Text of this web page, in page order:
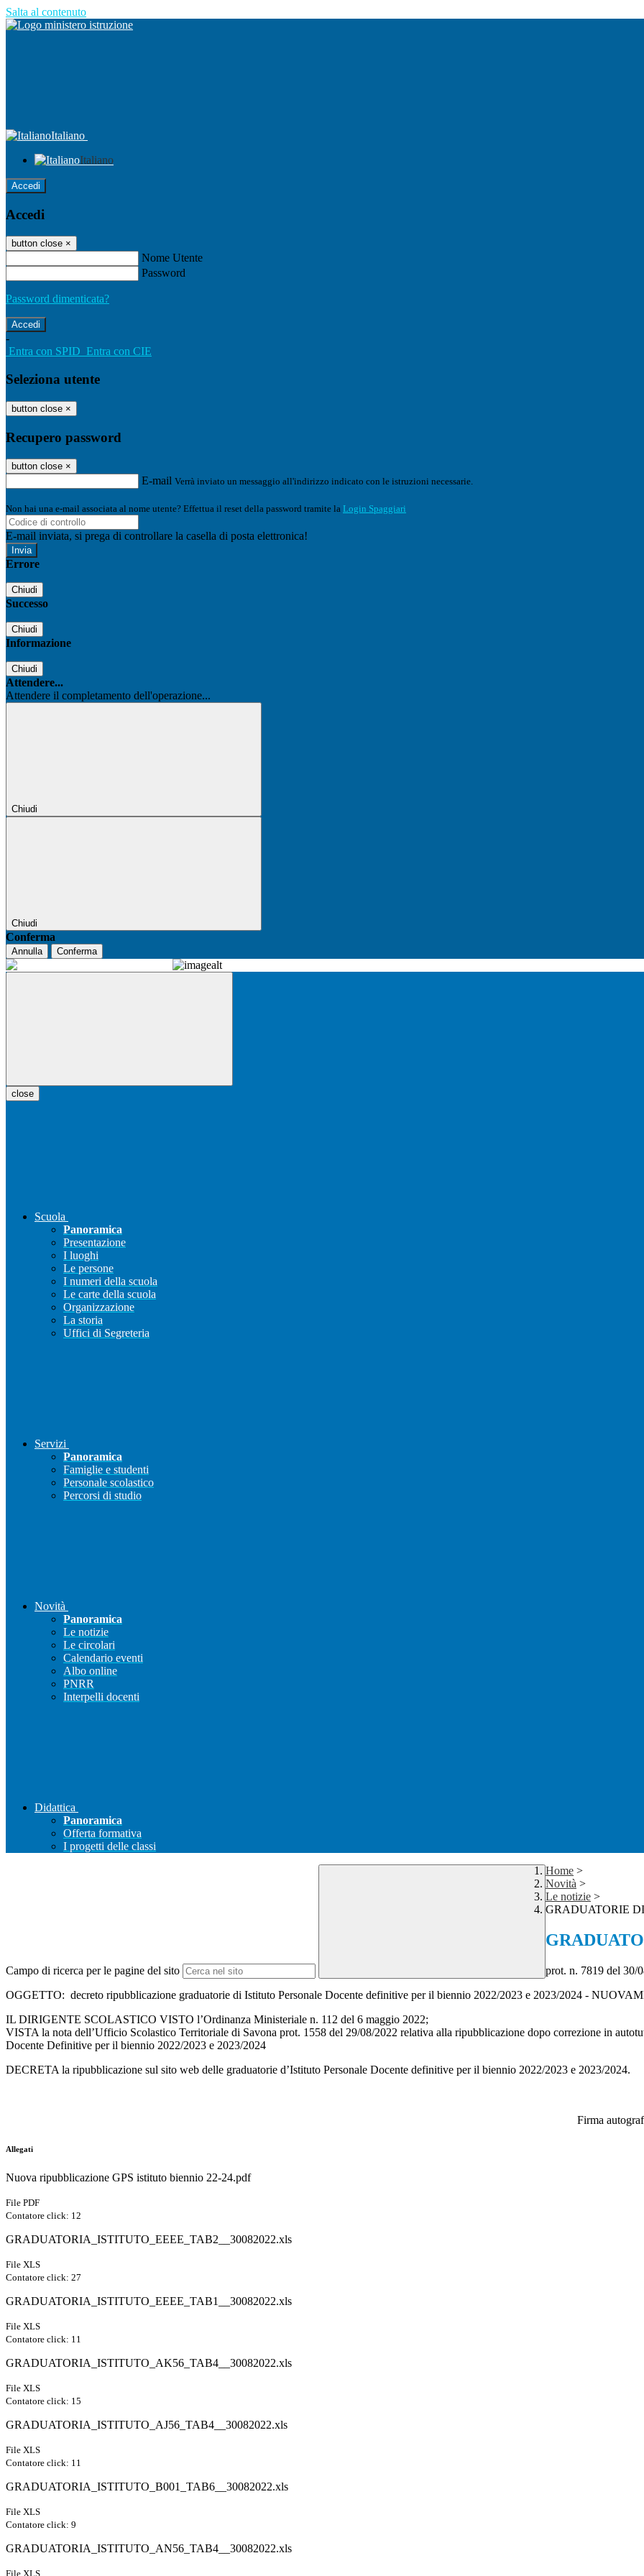
Salta al contenuto
Italiano
Italiano
Accedi
Accedi
button close ×
Nome Utente
Password
Password dimenticata?
-
Entra con SPID Entra con CIE
Seleziona utente
button close ×
Recupero password
button close ×
E-mail Verrà inviato un messaggio all'indirizzo indicato con le istruzioni necessarie.
Non hai una e-mail associata al nome utente? Effettua il reset della password tramite la Login Spaggiari
E-mail inviata, si prega di controllare la casella di posta elettronica!
Errore
Chiudi
Successo
Chiudi
Informazione
Chiudi
Attendere...
Attendere il completamento dell'operazione...
Chiudi
Chiudi
Conferma
Annulla Conferma
close
Scuola
Panoramica
Presentazione
I luoghi
Le persone
I numeri della scuola
Le carte della scuola
Organizzazione
La storia
Uffici di Segreteria
Servizi
Panoramica
Famiglie e studenti
Personale scolastico
Percorsi di studio
Novità
Panoramica
Le notizie
Le circolari
Calendario eventi
Albo online
PNRR
Interpelli docenti
Didattica
Panoramica
Offerta formativa
I progetti delle classi
Campo di ricerca per le pagine del sito
Home >
Novità >
Le notizie >
GRADUATORIE
prot. n. 7819 del 30/
OGGETTO: decreto ripubblicazione graduatorie di Istituto Personale Docente definitive per il biennio 2022/2023 e 2023/2024 -
IL DIRIGENTE SCOLASTICO VISTO l’Ordinanza Ministeriale n. 112 del 6 maggio 2022;
VISTA la nota dell’Ufficio Scolastico Territoriale di Savona prot. 1558 del 29/08/2022 relativa alla ripubblicazione dopo correzione in
Docente Definitive per il biennio 2022/2023 e 2023/2024
DECRETA la ripubblicazione sul sito web delle graduatorie d’Istituto Personale Docente definitive per il biennio 2022/2023 e 2023/2024.
Firma
Allegati
Nuova ripubblicazione GPS istituto biennio 22-24.pdf
File PDF
Contatore click: 12
GRADUATORIA_ISTITUTO_EEEE_TAB2__30082022.xls
File XLS
Contatore click: 27
GRADUATORIA_ISTITUTO_EEEE_TAB1__30082022.xls
File XLS
Contatore click: 11
GRADUATORIA_ISTITUTO_AK56_TAB4__30082022.xls
File XLS
Contatore click: 15
GRADUATORIA_ISTITUTO_AJ56_TAB4__30082022.xls
File XLS
Contatore click: 11
GRADUATORIA_ISTITUTO_B001_TAB6__30082022.xls
File XLS
Contatore click: 9
GRADUATORIA_ISTITUTO_AN56_TAB4__30082022.xls
File XLS